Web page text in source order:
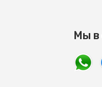
Мы в